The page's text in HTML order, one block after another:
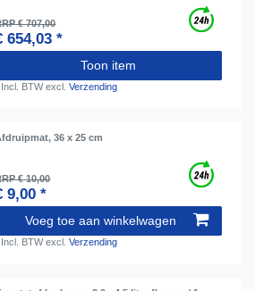
€ 707,00
654,03 *
Toon item
Incl. BTWexcl.Verzending
36 x 25 cm
€ 10,00
9,00 *
Voeg toe aan winkelwagen
Incl. BTWexcl.Verzending